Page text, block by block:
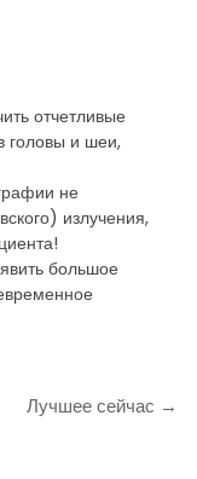
отчетливые
головы и шеи,
не
излучения,
большое
Лучшее сейчас →